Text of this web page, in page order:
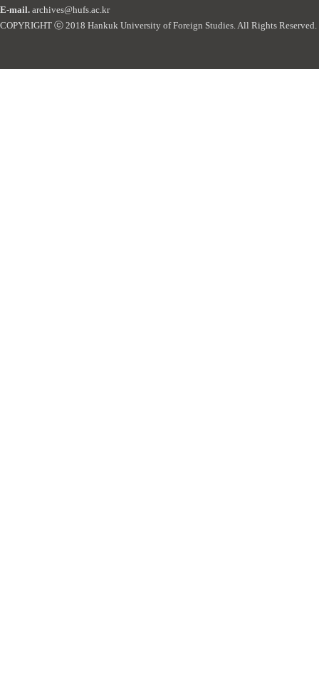
E-mail. archives@hufs.ac.kr
COPYRIGHT ⓒ 2018 Hankuk University of Foreign Studies. All Rights Reserved.